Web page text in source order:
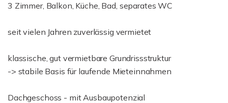
3 Zimmer, Balkon, Küche, Bad, separates WC
seit vielen Jahren zuverlässig vermietet
klassische, gut vermietbare Grundrissstruktur
-> stabile Basis für laufende Mieteinnahmen
Dachgeschoss - mit Ausbaupotenzial